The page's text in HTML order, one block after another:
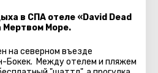
в СПА отеле «David Dead
Мертвом Море.
на северном въезде
Бокек. Между отелем и пляжем